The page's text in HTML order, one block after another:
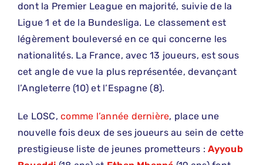
dont la Premier League en majorité, suivie de la
Ligue 1 et de la Bundesliga. Le classement est
légèrement bouleversé en ce qui concerne les
nationalités. La France, avec 13 joueurs, est sous
cet angle de vue la plus représentée, devançant
l’Angleterre (10) et l’Espagne (8).
Le LOSC,comme l’année dernière, place une
nouvelle fois deux de ses joueurs au sein de cette
prestigieuse liste de jeunes prometteurs :Ayyoub